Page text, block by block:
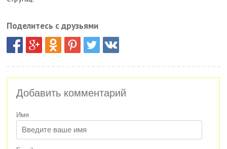
Поделитесь с друзьями
Добавить комментарий
Имя